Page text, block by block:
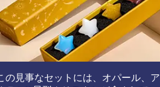
の見事なセットには、オパール、